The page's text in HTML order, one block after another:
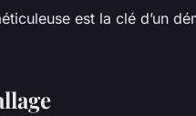
est la clé d’un